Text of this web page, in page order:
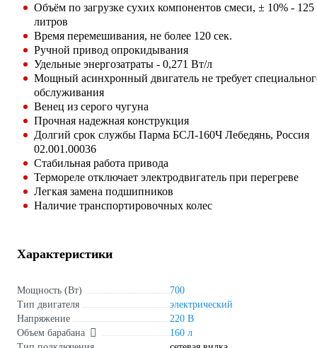
Объём по загрузке сухих компонентов смеси, ± 10% - 125
литров
Время перемешивания, не более 120 сек.
Ручной привод опрокидывания
Удельные энергозатраты - 0,271 Вт/л
Мощный асинхронный двигатель не требует
обслуживания
Венец из серого чугуна
Прочная надежная конструкция
Долгий срок службы Парма БСЛ-160Ч Лебедянь, Россия
02.001.00036
Стабильная работа привода
Термореле отключает электродвигатель при перегреве
Легкая замена подшипников
Наличие транспортировочных колес
Характеристики
Мощность (Вт)
700
Тип двигателя
электрический
Напряжение
220 В
Объем барабана
160 л